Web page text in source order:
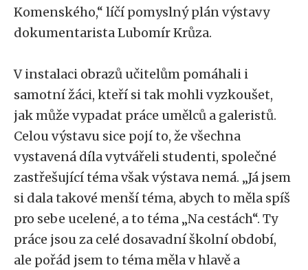
Komenského,“ líčí pomyslný plán výstavy
dokumentarista Lubomír Krůza.
V instalaci obrazů učitelům pomáhali i
samotní žáci, kteří si tak mohli vyzkoušet,
jak může vypadat práce umělců a galeristů.
Celou výstavu sice pojí to, že všechna
vystavená díla vytvářeli studenti, společné
zastřešující téma však výstava nemá. „Já jsem
si dala takové menší téma, abych to měla spíš
pro sebe ucelené, a to téma „Na cestách“. Ty
práce jsou za celé dosavadní školní období,
ale pořád jsem to téma měla v hlavě a